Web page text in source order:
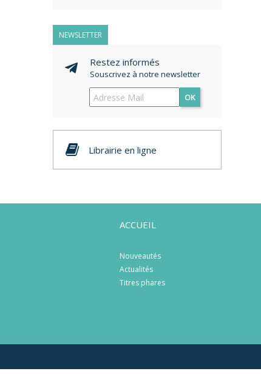
NEWSLETTER
Restez informés
Souscrivez à notre newsletter
OK
Librairie en ligne
ACCUEIL
Nouveautés
Actualités
Titres phares